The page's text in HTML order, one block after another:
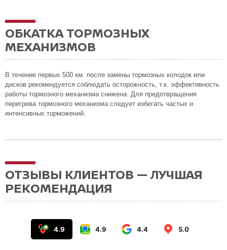
ОБКАТКА ТОРМОЗНЫХ
МЕХАНИЗМОВ
В течение первых 500 км. после замены тормозных колодок или
дисков рекомендуется соблюдать осторожность, т.к. эффективность
работы тормозного механизма снижена. Для предотвращения
перегрева тормозного механизма следует избегать частых и
интенсивных торможений.
ОТЗЫВЫ КЛИЕНТОВ — ЛУЧШАЯ
РЕКОМЕНДАЦИЯ
4.9 4.9 4.4 5.0